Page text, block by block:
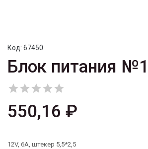
Код: 67450
Блок питания

550,16 ₽
12V, 6A, штекер 5,5*2,5